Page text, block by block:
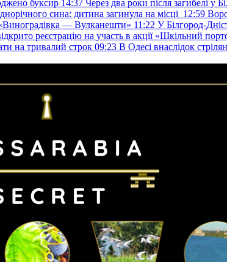
буксир 14:37 Через два роки після загибелі у
сина: дитина загинула на місці 12:59
— Вулканешти» 11:22 У Білгород-
реєстрацію на участь в акції «Шкільний
на тривалий строк 09:23 В Одесі внаслідок